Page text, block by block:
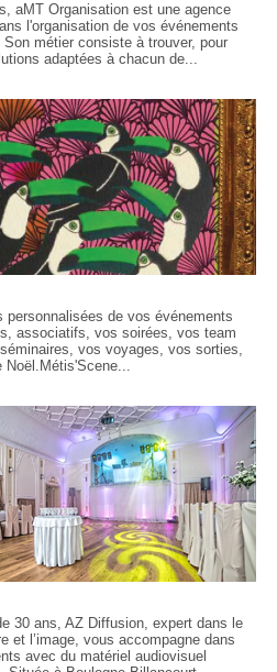
aMT Organisation est une agence
l'organisation de vos événements
Son métier consiste à trouver, pour
adaptées à chacun de...
personnalisées de vos événements
associatifs, vos soirées, vos team
vos voyages, vos sorties,
Noël.Métis'Scene...
30 ans, AZ Diffusion, expert dans le
et l’image, vous accompagne dans
avec du matériel audiovisuel